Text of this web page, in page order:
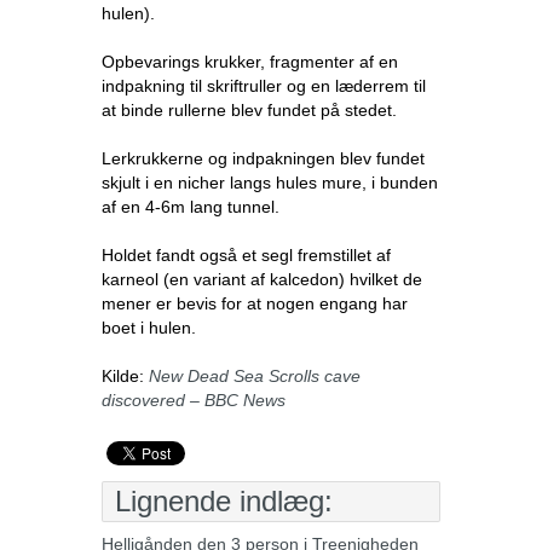
hulen).
Opbevarings krukker, fragmenter af en
indpakning til skriftruller og en læderrem til
at binde rullerne blev fundet på stedet.
Lerkrukkerne og indpakningen blev fundet
skjult i en nicher langs hules mure, i bunden
af en 4-6m lang tunnel.
Holdet fandt også et segl fremstillet af
karneol (en variant af kalcedon) hvilket de
mener er bevis for at nogen engang har
boet i hulen.
Kilde: New Dead Sea Scrolls cave
discovered – BBC News
Lignende indlæg:
Helligånden den 3 person i Treenigheden